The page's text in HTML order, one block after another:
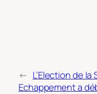
← L’Election de la
Echappement a